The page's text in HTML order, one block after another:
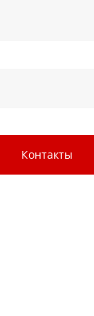
Контакты